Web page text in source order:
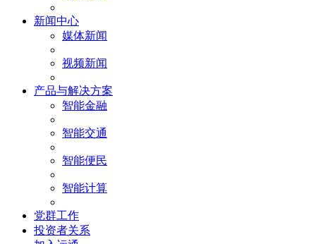
新闻中心
媒体新闻
视频新闻
产品与解决方案
智能金融
智能交通
智能便民
智能计算
党群工作
投资者关系